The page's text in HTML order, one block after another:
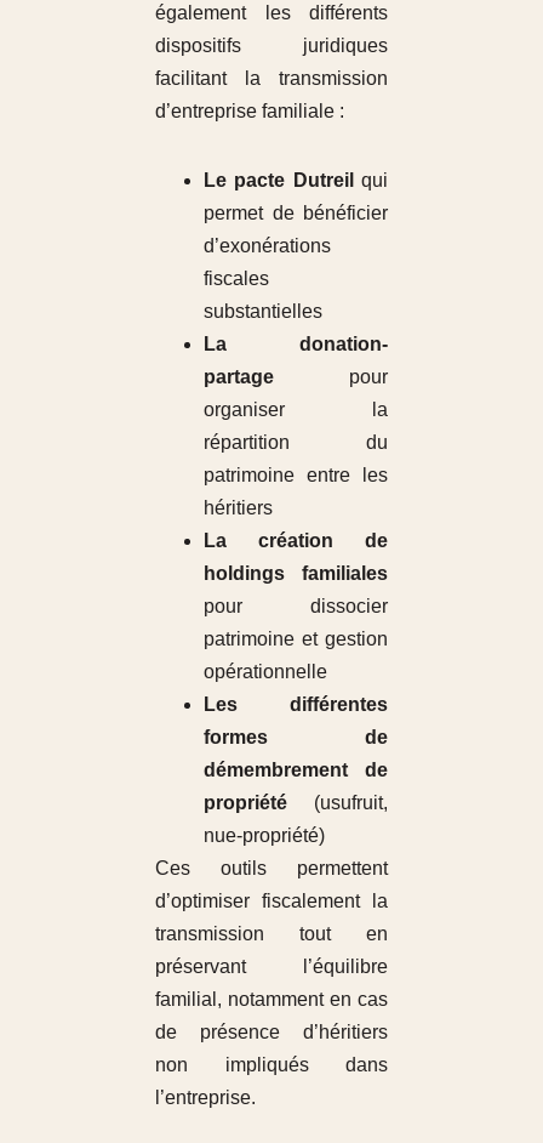
également les différents
dispositifs juridiques
facilitant la transmission
d’entreprise familiale :
Le pacte Dutreil qui
permet de bénéficier
d’exonérations
fiscales
substantielles
La donation-
partagepour
organiser la
répartition du
patrimoine entre les
héritiers
La création de
holdings familiales
pour dissocier
patrimoine et gestion
opérationnelle
Les différentes
formes de
démembrement de
propriété(usufruit,
nue-propriété)
Ces outils permettent
d’optimiser fiscalement la
transmission tout en
préservant l’équilibre
familial, notamment en cas
de présence d’héritiers
non impliqués dans
l’entreprise.